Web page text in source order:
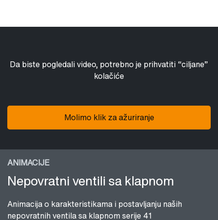
Da biste pogledali video, potrebno je prihvatiti “ciljane”
kolačiće
Molimo klik za ažuriranje
ANIMACIJE
Nepovratni ventili sa klapnom
Animacija o karakteristikama i postavljanju naših
nepovratnih ventila sa klapnom serije 41